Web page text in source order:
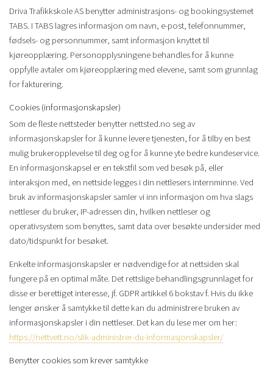
Driva Trafikkskole AS benytter administrasjons- og bookingsystemet
TABS. I TABS lagres informasjon om navn, e-post, telefonnummer,
fødsels- og personnummer, samt informasjon knyttet til
kjøreopplæring. Personopplysningene behandles for å kunne
oppfylle avtaler om kjøreopplæring med elevene, samt som grunnlag
for fakturering.
Cookies (informasjonskapsler)
Som de fleste nettsteder benytter nettsted.no seg av
informasjonskapsler for å kunne levere tjenesten, for å tilby en best
mulig brukeropplevelse til deg og for å kunne yte bedre kundeservice.
En informasjonskapsel er en tekstfil som ved besøk på, eller
interaksjon med, en nettside legges i din nettlesers internminne. Ved
bruk av informasjonskapsler samler vi inn informasjon om hva slags
nettleser du bruker, IP-adressen din, hvilken nettleser og
operativsystem som benyttes, samt data over besøkte undersider med
dato/tidspunkt for besøket.
Enkelte informasjonskapsler er nødvendige for at nettsiden skal
fungere på en optimal måte. Det rettslige behandlingsgrunnlaget for
disse er berettiget interesse, jf. GDPR artikkel 6 bokstav f. Hvis du ikke
lenger ønsker å samtykke til dette kan du administrere bruken av
informasjonskapsler i din nettleser. Det kan du lese mer om her:
https://nettvett.no/slik-administrer-du-informasjonskapsler/
Benytter cookies som krever samtykke